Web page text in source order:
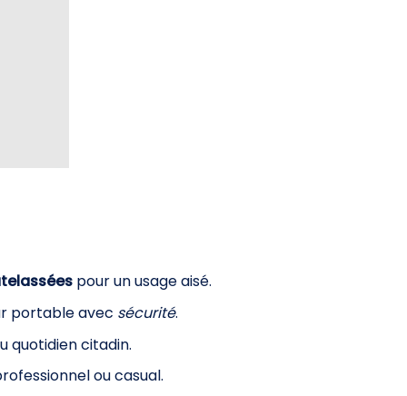
pour un usage aisé.
portable avec sécurité.
quotidien citadin.
ou casual.